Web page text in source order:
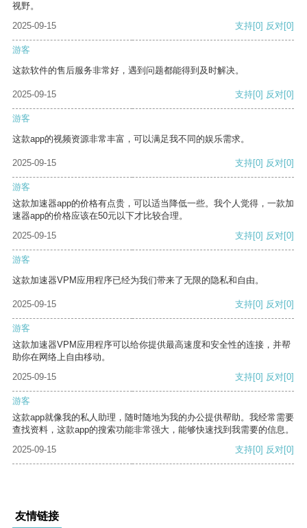
视野。
2025-09-15
支持[0] 反对[0]
游客
这款软件的售后服务非常好，遇到问题都能得到及时解决。
2025-09-15 支持[0] 反对[0]
游客
这款app的视频资源非常丰富，可以满足我不同的娱乐需求。
2025-09-15 支持[0] 反对[0]
游客
这款加速器app的价格有点贵，可以适当降低一些。我个人觉得，一款加
速器app的价格应该在50元以下才比较合理。
2025-09-15
支持[0] 反对[0]
游客
这款加速器VPM应用程序已经为我们带来了无限的隐私和自由。
2025-09-15 支持[0] 反对[0]
游客
这款加速器VPM应用程序可以给你提供最高速度和安全性的连接，并帮
助你在网络上自由移动。
2025-09-15
支持[0] 反对[0]
游客
这款app就像我的私人助理，随时随地为我的办公提供帮助。我经常需要
查找资料，这款app的搜索功能非常强大，能够快速找到我需要的信息。
2025-09-15
支持[0] 反对[0]
友情链接